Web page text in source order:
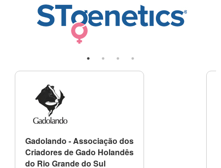
Gadolando - Associação dos
Criadores de Gado Holandês
do Rio Grande do Sul